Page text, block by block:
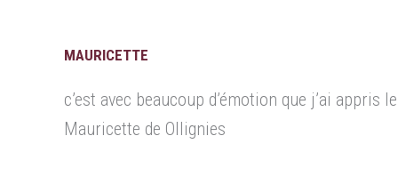
MAURICETTE
c’est avec beaucoup d’émotion que j’ai
Mauricette de Ollignies